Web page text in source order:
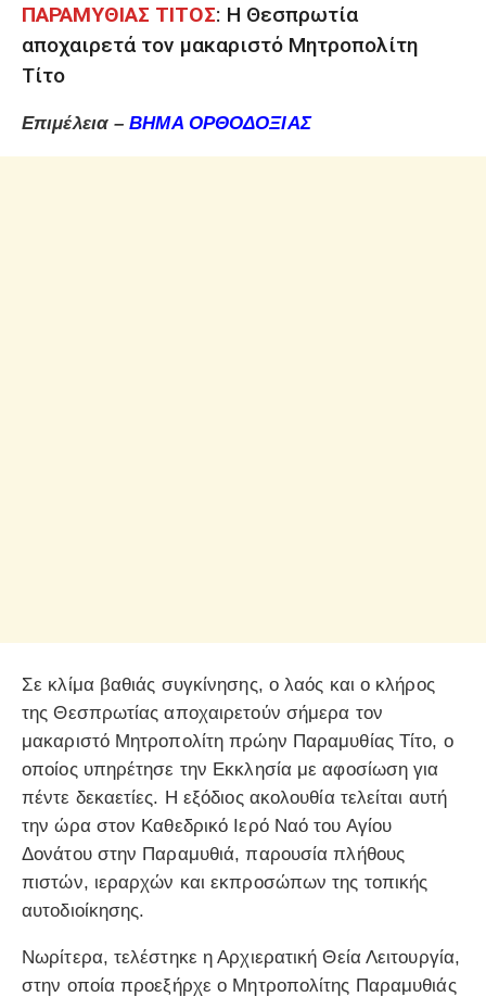
ΠΑΡΑΜΥΘΙΑΣ ΤΙΤΟΣ: Η Θεσπρωτία
αποχαιρετά τον μακαριστό Μητροπολίτη
Τίτο
Επιμέλεια –ΒΗΜΑ ΟΡΘΟΔΟΞΙΑΣ
Σε κλίμα βαθιάς συγκίνησης, ο λαός και ο κλήρος
της Θεσπρωτίας αποχαιρετούν σήμερα τον
μακαριστό Μητροπολίτη πρώην Παραμυθίας Τίτο, ο
οποίος υπηρέτησε την Εκκλησία με αφοσίωση για
πέντε δεκαετίες. Η εξόδιος ακολουθία τελείται αυτή
την ώρα στον Καθεδρικό Ιερό Ναό του Αγίου
Δονάτου στην Παραμυθιά, παρουσία πλήθους
πιστών, ιεραρχών και εκπροσώπων της τοπικής
αυτοδιοίκησης.
Νωρίτερα, τελέστηκε η Αρχιερατική Θεία Λειτουργία,
στην οποία προεξήρχε ο Μητροπολίτης Παραμυθιάς